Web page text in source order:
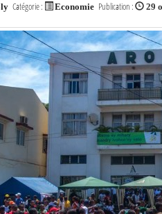
Catégorie : Economie Publication : 29